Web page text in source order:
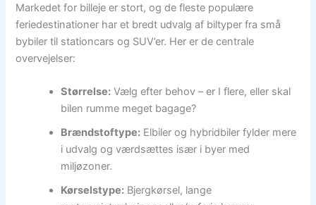
Markedet for billeje er stort, og de fleste populære
feriedestinationer har et bredt udvalg af biltyper fra små
bybiler til stationcars og SUV’er. Her er de centrale
overvejelser:
Størrelse: Vælg efter behov – er I flere, eller skal
bilen rumme meget bagage?
Brændstoftype: Elbiler og hybridbiler fylder mere
i udvalg og værdsættes især i byer med
miljøzoner.
Kørselstype: Bjergkørsel, lange